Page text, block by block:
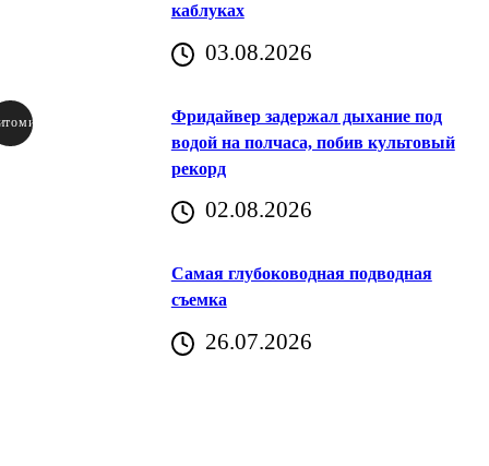
каблуках
03.08.2026
Фридайвер задержал дыхание под
водой на полчаса, побив культовый
рекорд
02.08.2026
Самая глубоководная подводная
съемка
26.07.2026